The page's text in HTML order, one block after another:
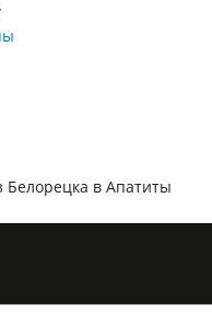
Белорецка в Апатиты